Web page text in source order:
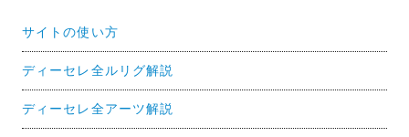
サイトの使い方
ディーセレ全ルリグ解説
ディーセレ全アーツ解説